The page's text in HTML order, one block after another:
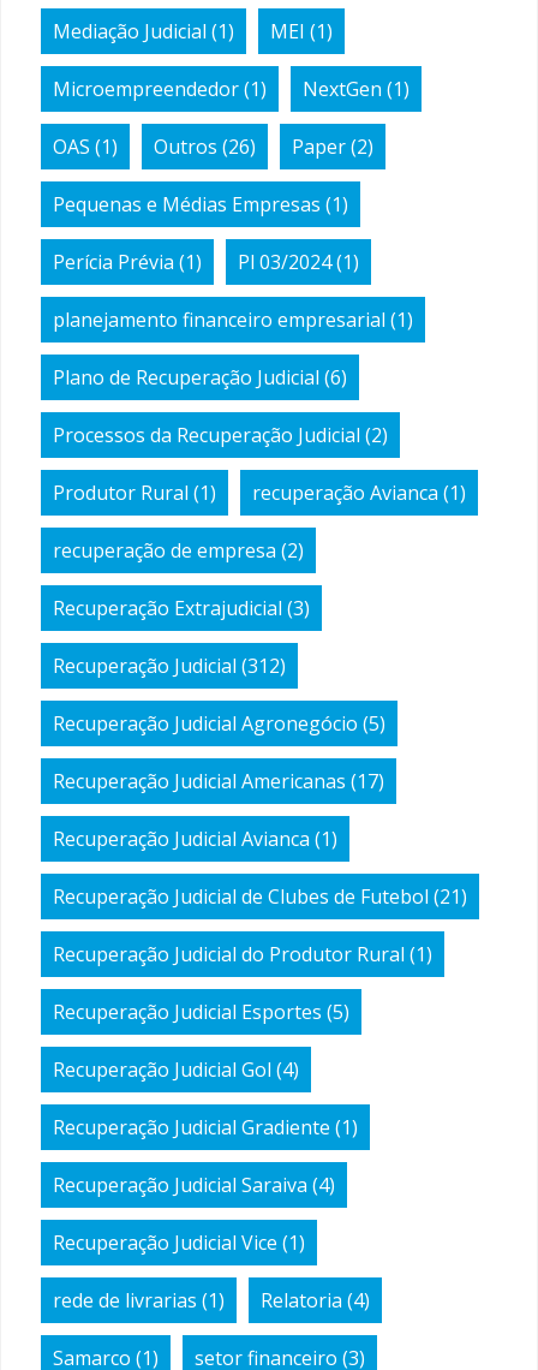
Mediação Judicial (1) MEI (1)
Microempreendedor(1) NextGen (1)
OAS (1) Outros (26) Paper(2)
Pequenas e Médias Empresas (1)
Perícia Prévia (1) Pl 03/2024(1)
planejamento financeiro empresarial (1)
Plano de Recuperação Judicial (6)
Processos da Recuperação Judicial (2)
Produtor Rural (1) recuperação Avianca (1)
recuperação de empresa (2)
Recuperação Extrajudicial (3)
Recuperação Judicial (312)
Recuperação Judicial Agronegócio (5)
Recuperação Judicial Americanas (17)
Recuperação Judicial Avianca (1)
Recuperação Judicial de Clubes de Futebol (21)
Recuperação Judicial do Produtor Rural (1)
Recuperação Judicial Esportes (5)
Recuperação Judicial Gol (4)
Recuperação Judicial Gradiente (1)
Recuperação Judicial Saraiva (4)
Recuperação Judicial Vice (1)
rede de livrarias (1) Relatoria (4)
Samarco (1) setor financeiro (3)